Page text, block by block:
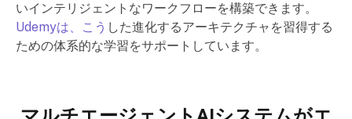
いインテリジェントなワークフローを構築できます。
Udemyは、こう した進化するアーキテクチャを習得する
ための体系的な学習をサポートしています。